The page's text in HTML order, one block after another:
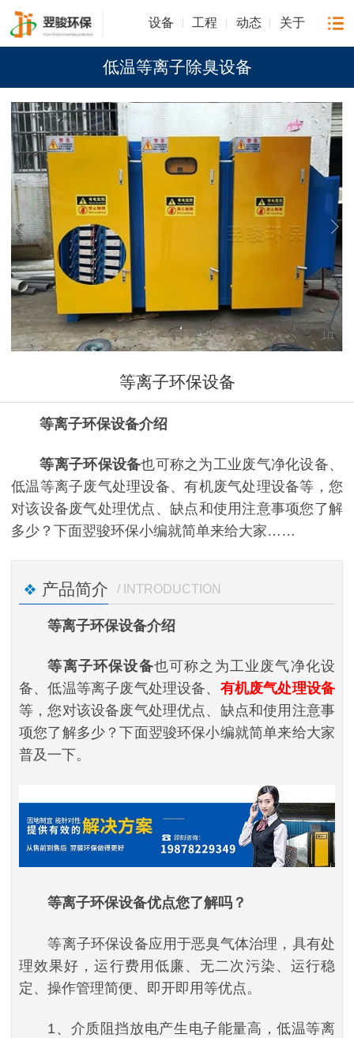
设备 工程 动态 关于
低温等离子除臭设备
1 /1
等离子环保设备
等离子环保设备介绍
等离子环保设备也可称之为工业废气净化设备、
低温等离子废气处理设备、有机废气处理设备等，您
对该设备废气处理优点、缺点和使用注意事项您了解
多少？下面翌骏环保小编就简单来给大家……
产品简介 / INTRODUCTION
等离子环保设备介绍
等离子环保设备也可称之为工业废气净化设
备、低温等离子废气处理设备、 有机废气处理设备
等，您对该设备废气处理优点、缺点和使用注意事
项您了解多少？下面翌骏环保小编就简单来给大家
普及一下。
等离子环保设备优点您了解吗？
等离子环保设备应用于恶臭气体治理，具有处
理效果好，运行费用低廉、无二次污染、运行稳
定、操作管理简便、即开即用等优点。
1、介质阻挡放电产生电子能量高，低温等离